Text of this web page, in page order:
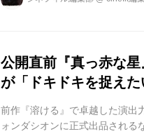
公開直前『真っ赤な
が「ドキドキを捉え
前作『溶ける』で卓越した演出
ォンダシオンに正式出品される